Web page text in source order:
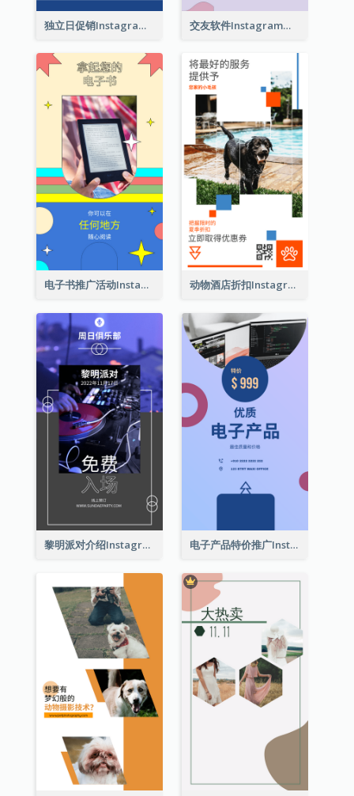
独立日促销Instagram限时动态 交友软件Instagram限时动态
电子书推广活动Instagram限时动态 动物酒店折扣Instagram限时动态
黎明派对介绍Instagram限时动态 电子产品特价推广Instagram限时动态